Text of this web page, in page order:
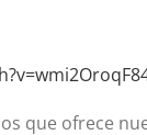
que ofrece